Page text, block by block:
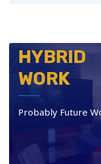
HYBRID
WORK
Probably Future